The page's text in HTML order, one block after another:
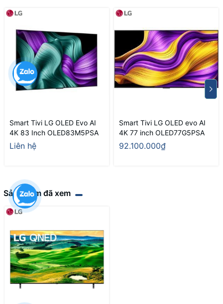
Smart Tivi LG OLED Evo AI
4K 83 Inch OLED83M5PSA
Liên hệ
Smart Tivi LG OLED evo AI
4K 77 inch OLED77G5PSA
92.100.000₫
Sản phẩm đã xem